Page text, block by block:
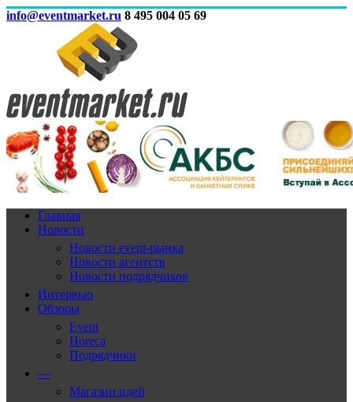
info@eventmarket.ru 8 495 004 05 69
Главная
Новости
Новости event-рынка
Новости агентств
Новости подрядчиков
Интервью
Обзоры
Event
Horeca
Подрядчики
—
Магазин идей